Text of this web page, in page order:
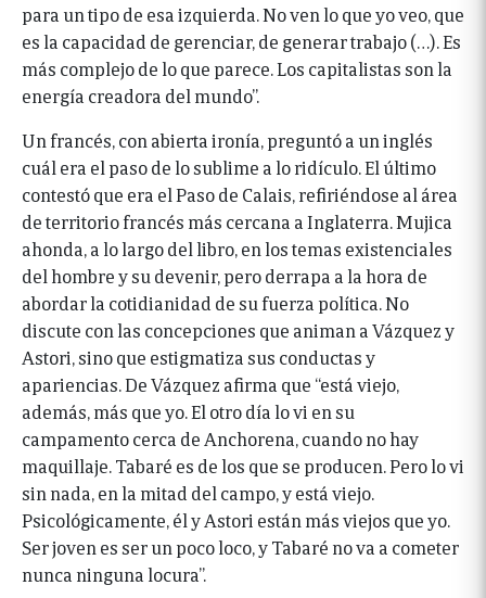
para un tipo de esa izquierda. No ven lo que yo veo, que
es la capacidad de gerenciar, de generar trabajo (…). Es
más complejo de lo que parece. Los capitalistas son la
energía creadora del mundo”.
Un francés, con abierta ironía, preguntó a un inglés
cuál era el paso de lo sublime a lo ridículo. El último
contestó que era el Paso de Calais, refiriéndose al área
de territorio francés más cercana a Inglaterra. Mujica
ahonda, a lo largo del libro, en los temas existenciales
del hombre y su devenir, pero derrapa a la hora de
abordar la cotidianidad de su fuerza política. No
discute con las concepciones que animan a Vázquez y
Astori, sino que estigmatiza sus conductas y
apariencias. De Vázquez afirma que “está viejo,
además, más que yo. El otro día lo vi en su
campamento cerca de Anchorena, cuando no hay
maquillaje. Tabaré es de los que se producen. Pero lo vi
sin nada, en la mitad del campo, y está viejo.
Psicológicamente, él y Astori están más viejos que yo.
Ser joven es ser un poco loco, y Tabaré no va a cometer
nunca ninguna locura”.